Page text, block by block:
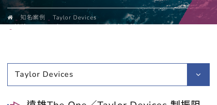
知名案例
Taylor Devices
遠雄The One／Taylor Devices 制振阻尼器
Taylor Devices